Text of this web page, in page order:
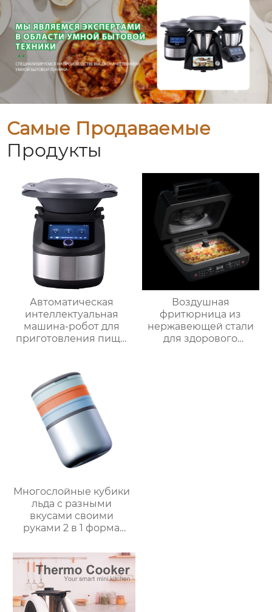
Самые Продаваемые
Продукты
Автоматическая
интеллектуальная
машина-робот для
приготовления пищи
приготовления
овощей Термомиксер
Воздушная
фритюрница из
нержавеющей стали
для здорового
Многослойные кубики
льда с разными
вкусами своими
руками 2 в 1 форма
для хранения форма
для ведерка для льда